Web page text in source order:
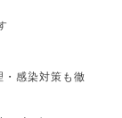
・感染対策も徹